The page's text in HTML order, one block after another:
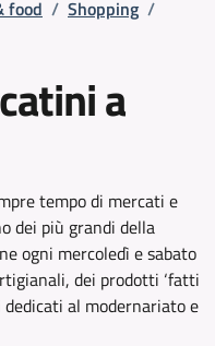
food / Shopping /
a
tempo di mercati e
dei più grandi della
ogni mercoledì e sabato
dei prodotti ‘fatti
al modernariato e